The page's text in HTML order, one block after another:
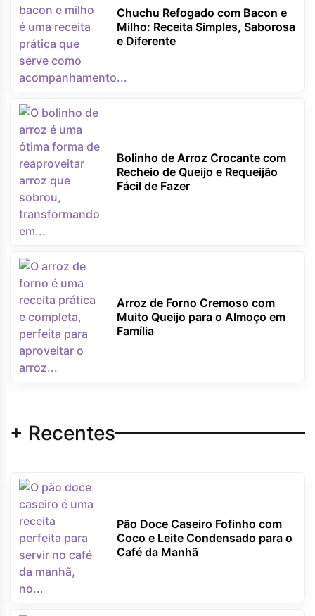
Chuchu Refogado com Bacon e
Milho: Receita Simples, Saborosa
e Diferente
Bolinho de Arroz Crocante com
Recheio de Queijo e Requeijão
Fácil de Fazer
Arroz de Forno Cremoso com
Muito Queijo para o Almoço em
Família
+ Recentes
Pão Doce Caseiro Fofinho com
Coco e Leite Condensado para o
Café da Manhã